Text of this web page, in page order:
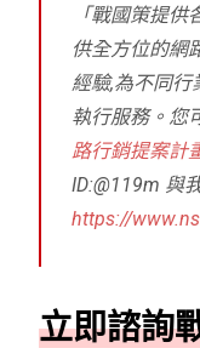
「戰國策提供
供全方位的網
經驗,為不同
執行服務。您
路行銷提案計
ID:@119m 與
https://
立即諮詢